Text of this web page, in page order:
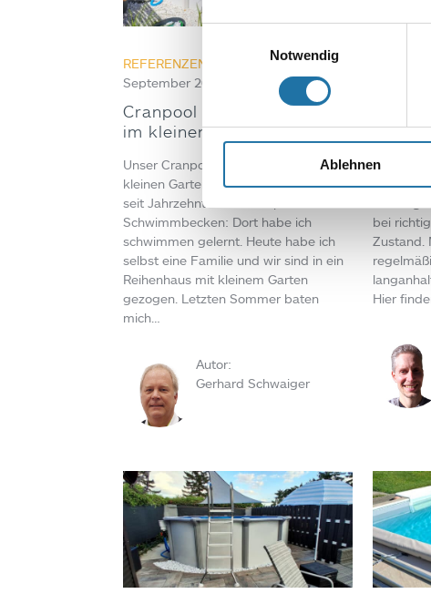
Notwendig
Ablehnen
REFERENZEN RUNDPOOL• 8.
September 2025
Cranpool Schwimmbecken
im kleinen Garten
Unser Cranpool Schwimmbecken im
kleinen Garten Bei meinen Eltern steht
seit Jahrzehnten ein Cranpool
Schwimmbecken: Dort habe ich
schwimmen gelernt. Heute habe ich
selbst eine Familie und wir sind in ein
Reihenhaus mit kleinem Garten
gezogen. Letzten Sommer baten
mich…
Autor:
Gerhard Schwaiger
Poolfolie
PVC-
bei
Zustand.
Hier